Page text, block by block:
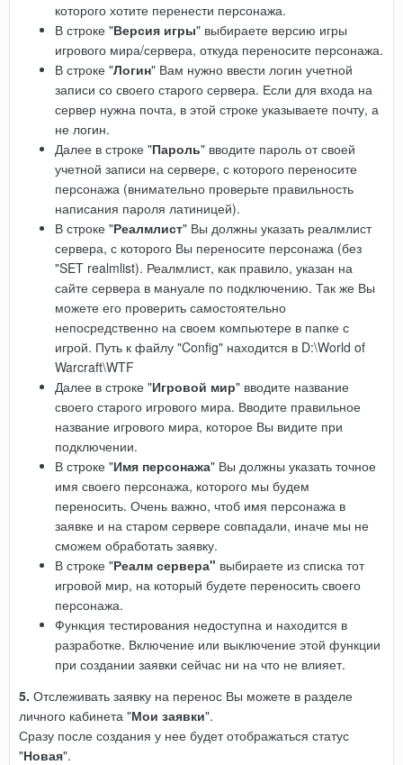
которого хотите перенести персонажа.
В строке "Версия игры" выбираете версию игры
игрового мира/сервера, откуда переносите персонажа.
В строке "Логин" Вам нужно ввести логин учетной
записи со своего старого сервера. Если для входа на
сервер нужна почта, в этой строке указываете почту, а
не логин.
Далее в строке "Пароль" вводите пароль от своей
учетной записи на сервере, с которого переносите
персонажа (внимательно проверьте правильность
написания пароля латиницей).
В строке "Реалмлист" Вы должны указать реалмлист
сервера, с которого Вы переносите персонажа (без
"SET realmlist). Реалмлист, как правило, указан на
сайте сервера в мануале по подключению. Так же Вы
можете его проверить самостоятельно
непосредственно на своем компьютере в папке с
игрой. Путь к файлу "Config" находится в D:\World of
Warcraft\WTF
Далее в строке "Игровой мир" вводите название
своего старого игрового мира. Вводите правильное
название игрового мира, которое Вы видите при
подключении.
В строке "Имя персонажа" Вы должны указать точное
имя своего персонажа, которого мы будем
переносить. Очень важно, чтоб имя персонажа в
заявке и на старом сервере совпадали, иначе мы не
сможем обработать заявку.
В строке "Реалм сервера" выбираете из списка тот
игровой мир, на который будете переносить своего
персонажа.
Функция тестирования недоступна и находится в
разработке. Включение или выключение этой функции
при создании заявки сейчас ни на что не влияет.
5. Отслеживать заявку на перенос Вы можете в разделе
личного кабинета "Мои заявки".
Сразу после создания у нее будет отображаться статус
"Новая".